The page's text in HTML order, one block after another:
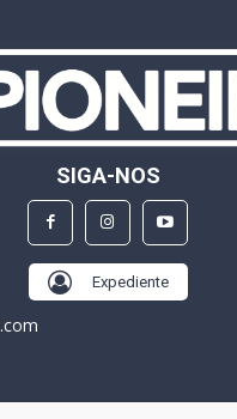
SIGA-NOS
Expediente